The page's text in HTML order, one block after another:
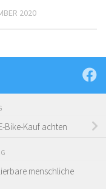
2020
Bike-Kauf achten
menschliche